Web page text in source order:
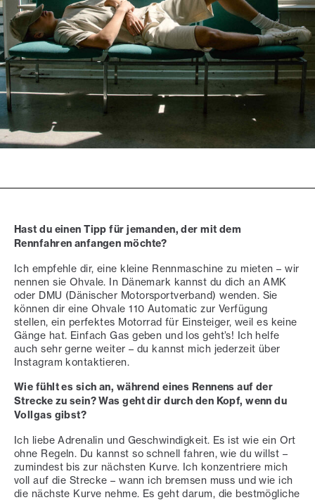
Hast du einen Tipp für jemanden, der mit dem
Rennfahren anfangen möchte?
Ich empfehle dir, eine kleine Rennmaschine zu mieten – wir
nennen sie Ohvale. In Dänemark kannst du dich an AMK
oder DMU (Dänischer Motorsportverband) wenden. Sie
können dir eine Ohvale 110 Automatic zur Verfügung
stellen, ein perfektes Motorrad für Einsteiger, weil es keine
Gänge hat. Einfach Gas geben und los geht’s! Ich helfe
auch sehr gerne weiter – du kannst mich jederzeit über
Instagram kontaktieren.
Wie fühlt es sich an, während eines Rennens auf der
Strecke zu sein? Was geht dir durch den Kopf, wenn du
Vollgas gibst?
Ich liebe Adrenalin und Geschwindigkeit. Es ist wie ein Ort
ohne Regeln. Du kannst so schnell fahren, wie du willst –
zumindest bis zur nächsten Kurve. Ich konzentriere mich
voll auf die Strecke – wann ich bremsen muss und wie ich
die nächste Kurve nehme. Es geht darum, die bestmögliche